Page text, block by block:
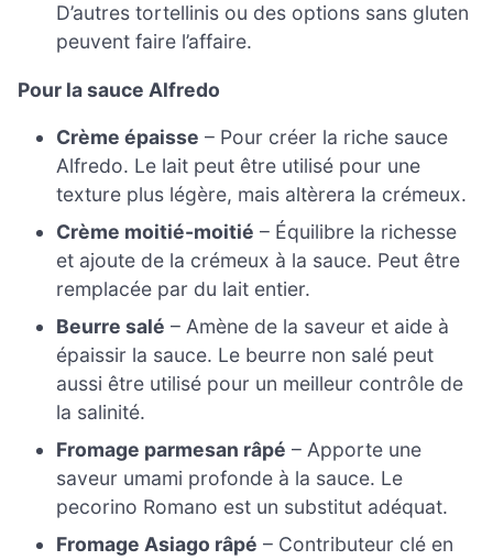
D’autres tortellinis ou des options sans gluten
peuvent faire l’affaire.
Pour la sauce Alfredo
Crème épaisse – Pour créer la riche sauce
Alfredo. Le lait peut être utilisé pour une
texture plus légère, mais altèrera la crémeux.
Crème moitié-moitié – Équilibre la richesse
et ajoute de la crémeux à la sauce. Peut être
remplacée par du lait entier.
Beurre salé – Amène de la saveur et aide à
épaissir la sauce. Le beurre non salé peut
aussi être utilisé pour un meilleur contrôle de
la salinité.
Fromage parmesan râpé – Apporte une
saveur umami profonde à la sauce. Le
pecorino Romano est un substitut adéquat.
Fromage Asiago râpé – Contributeur clé en